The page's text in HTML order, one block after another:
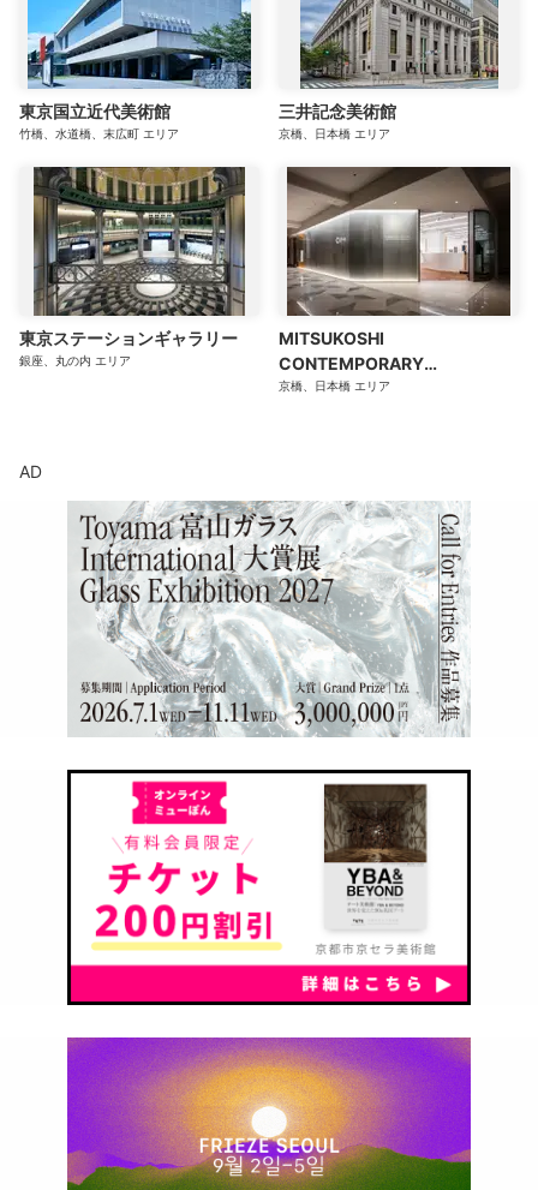
東京国立近代美術館
竹橋、水道橋、末広町 エリア
三井記念美術館
京橋、日本橋 エリア
東京ステーションギャラリー
銀座、丸の内 エリア
MITSUKOSHI
CONTEMPORARY
GALLERY（三越コンテンポラ
京橋、日本橋 エリア
AD